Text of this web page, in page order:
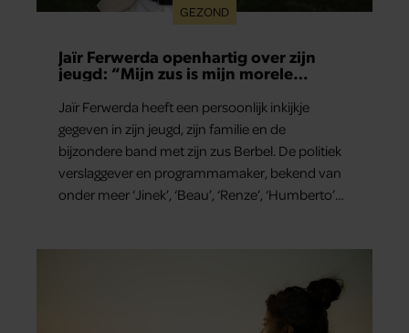
GEZOND
Jaïr Ferwerda openhartig over zijn
jeugd: “Mijn zus is mijn morele
Jaïr Ferwerda heeft een persoonlijk inkijkje
gegeven in zijn jeugd, zijn familie en de
bijzondere band met zijn zus Berbel. De politiek
verslaggever en programmamaker, bekend van
onder meer ‘Jinek’, ‘Beau’, ‘Renze’, ‘Humberto’